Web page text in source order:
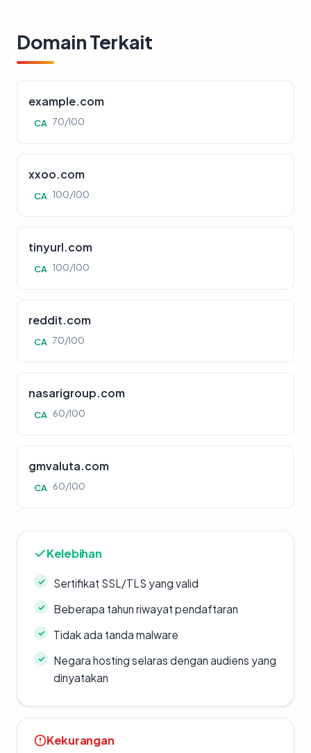
Domain Terkait
example.com
CA 70/100
xxoo.com
CA 100/100
tinyurl.com
CA 100/100
reddit.com
CA 70/100
nasarigroup.com
CA 60/100
gmvaluta.com
CA 60/100
Kelebihan
Sertifikat SSL/TLS yang valid
Beberapa tahun riwayat pendaftaran
Tidak ada tanda malware
Negara hosting selaras dengan audiens yang
dinyatakan
Kekurangan